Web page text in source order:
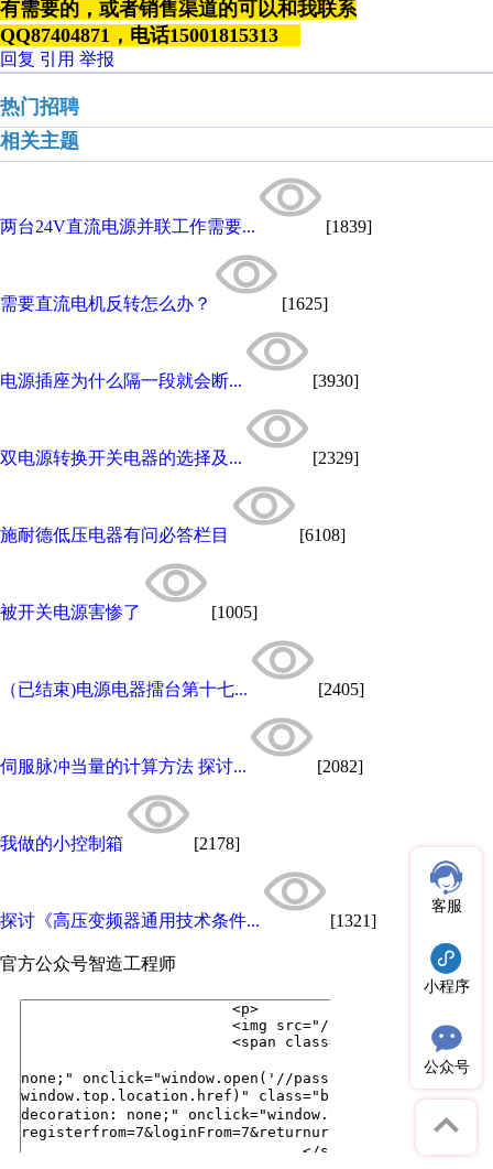
有需要的，或者销售渠道的可以和我联系
QQ87404871，电话15001815313
回复 引用 举报
热门招聘
相关主题
两台24V直流电源并联工作需要... [1839]
需要直流电机反转怎么办？ [1625]
电源插座为什么隔一段就会断... [3930]
双电源转换开关电器的选择及... [2329]
施耐德低压电器有问必答栏目 [6108]
被开关电源害惨了 [1005]
（已结束)电源电器擂台第十七... [2405]
伺服脉冲当量的计算方法 探讨... [2082]
我做的小控制箱 [2178]
探讨《高压变频器通用技术条件... [1321]
官方公众号智造工程师
客服
小程序
公众号